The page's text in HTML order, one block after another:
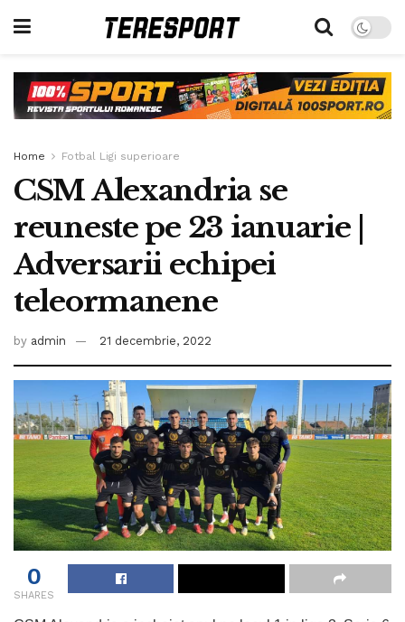
Home Fotbal Ligi superioare
CSM Alexandria se
reuneste pe 23 ianuarie |
Adversarii echipei
teleormanene
by admin 21 decembrie, 2022
0
SHARES